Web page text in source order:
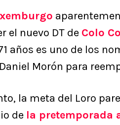
el nuevo DT de Colo
años es uno de los
Morón para
la meta del Loro
de la pretemporada